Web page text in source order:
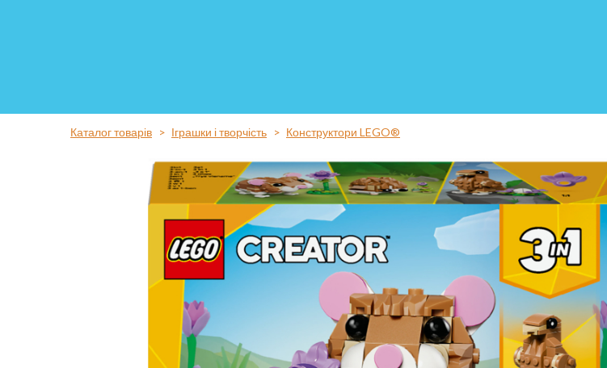
Каталог товарів Іграшки і творчість Конструктори LEGO®